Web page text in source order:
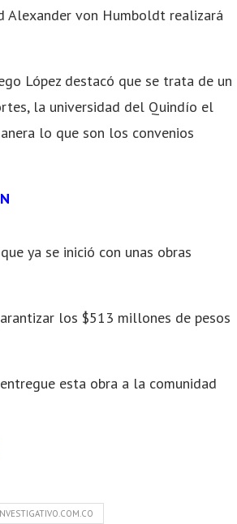
Alexander von Humboldt realizará
López destacó que se trata de un
la universidad del Quindío el
lo que son los convenios
ya se inició con unas obras
los $513 millones de pesos
esta obra a la comunidad